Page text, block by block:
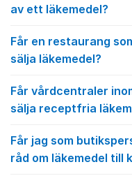
av ett läkemedel?
Får en restaurang
sälja läkemedel?
Får vårdcentraler
sälja receptfria
Får jag som
råd om läkemedel till